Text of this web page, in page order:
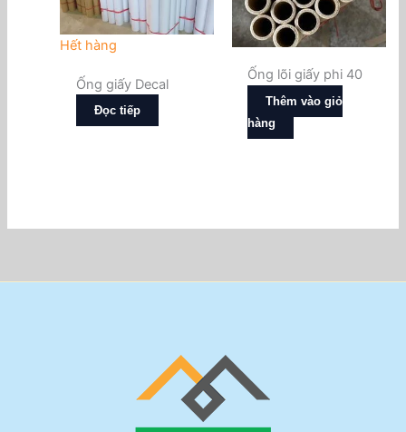
Hết hàng
Ống giấy Decal
Đọc tiếp
Ống lõi giấy phi 40
Thêm vào giỏ
hàng